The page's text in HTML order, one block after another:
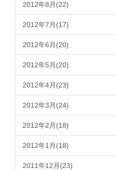
2012年8月(22)
2012年7月(17)
2012年6月(20)
2012年5月(20)
2012年4月(23)
2012年3月(24)
2012年2月(18)
2012年1月(18)
2011年12月(23)